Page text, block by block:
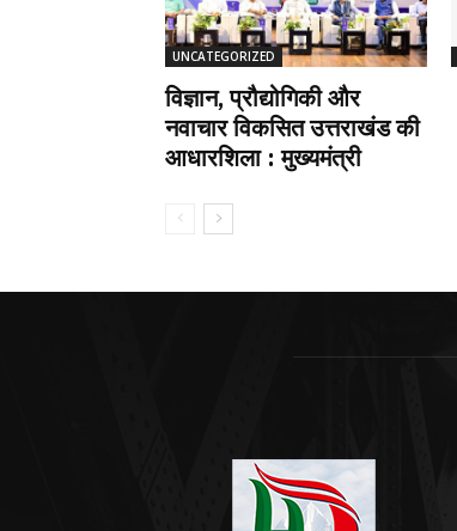
UNCATEGORIZED
विज्ञान, प्रौद्योगिकी और
नवाचार विकसित उत्तराखंड की
आधारशिला : मुख्यमंत्री